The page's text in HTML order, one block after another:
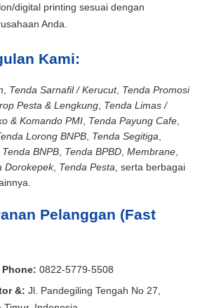
digital printing sesuai dengan
Anda.
Kami:
Tenda Sarnafil / Kerucut, Tenda Promosi
Pesta & Lengkung Tenda Limas /
& Komando PMI Tenda Payung Cafe
Lorong BNPB Tenda Segitiga
Tenda BNPB Tenda BPBD Membrane
Dorokepek, Tenda Pesta , serta berbagai
Pelanggan (Fast
0822-5779-5508
&: Jl. Pandegiling Tengah No 27,